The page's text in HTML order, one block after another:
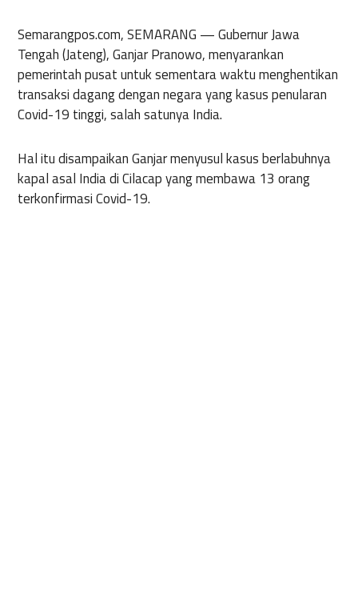
Semarangpos.com, SEMARANG — Gubernur Jawa
Tengah (Jateng), Ganjar Pranowo, menyarankan
pemerintah pusat untuk sementara waktu menghentikan
transaksi dagang dengan negara yang kasus penularan
Covid-19 tinggi, salah satunya India.
Hal itu disampaikan Ganjar menyusul kasus berlabuhnya
kapal asal India di Cilacap yang membawa 13 orang
terkonfirmasi Covid-19.